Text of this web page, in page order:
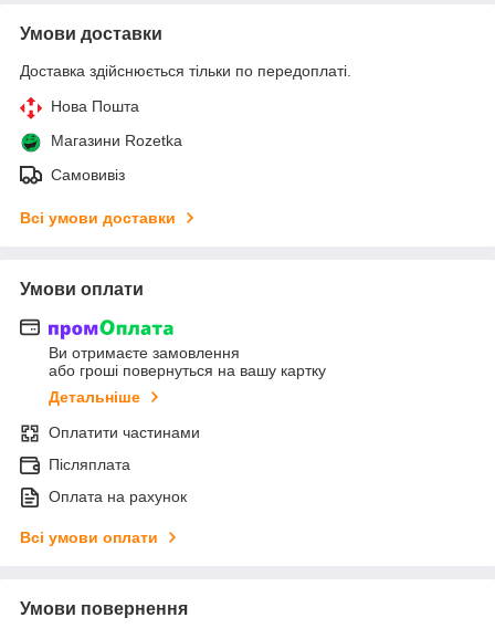
Умови доставки
Доставка здійснюється тільки по передоплаті.
Нова Пошта
Магазини Rozetka
Самовивіз
Всі умови доставки
Умови оплати
Ви отримаєте замовлення
або гроші повернуться на вашу картку
Детальніше
Оплатити частинами
Післяплата
Оплата на рахунок
Всі умови оплати
Умови повернення